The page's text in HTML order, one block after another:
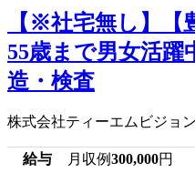
【※社宅無し】【
55歳まで男女活躍
造・検査
株式会社ティーエムビジョン
給与 月収例300,000円